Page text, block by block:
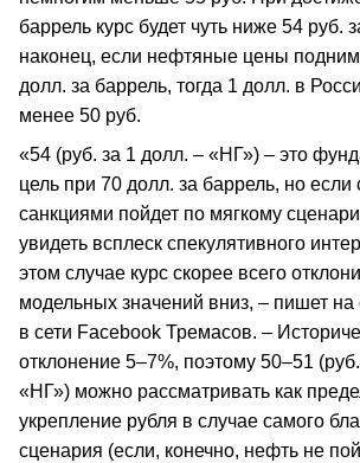
баррель курс будет чуть ниже 54 руб.
наконец, если нефтяные цены
долл. за баррель, тогда 1 долл. в
менее 50 руб.
«54 (руб. за 1 долл. – «НГ») – это
цель при 70 долл. за баррель, но если
санкциями пойдет по мягкому
увидеть всплеск спекулятивного
этом случае курс скорее всего
модельных значений вниз, – пишет на
в сети Facebook Тремасов. –
отклонение 5–7%, поэтому 50–51
«НГ») можно рассматривать как
укрепление рубля в случае самого
сценария (если, конечно, нефть не